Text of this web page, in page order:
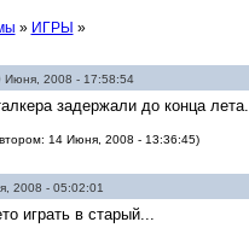
» ИГРЫ »
2008 - 17:58:54
задержали до конца лета.
14 Июня, 2008 - 13:36:45)
2008 - 05:02:01
играть в старый...